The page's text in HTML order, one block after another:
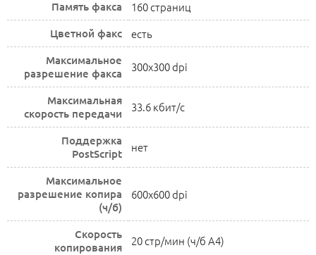
Память факса 160 страниц
Цветной факс есть
Максимальное
разрешение факса
300x300 dpi
Максимальная
скорость передачи
33.6 кбит/c
Поддержка
PostScript
нет
Максимальное
разрешение копира
(ч/б)
600x600 dpi
Скорость
копирования
20 стр/мин (ч/б А4)